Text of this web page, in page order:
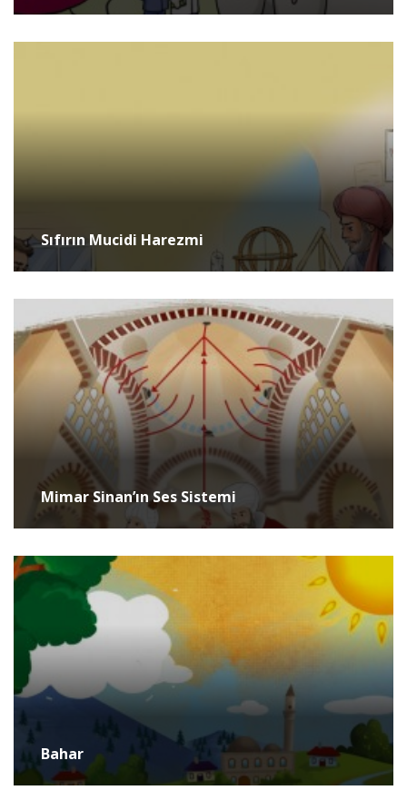
Sıfırın Mucidi Harezmi
Mimar Sinan’ın Ses Sistemi
Bahar